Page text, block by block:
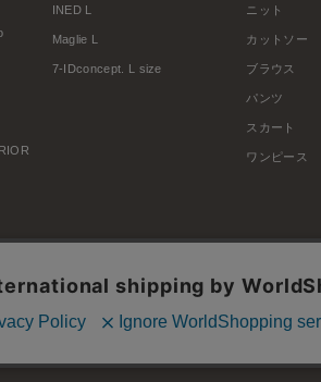
INED L
Maglie L
7-IDconcept. L size
ニット
カットソー
ブラウス
パンツ
スカート
ワンピース